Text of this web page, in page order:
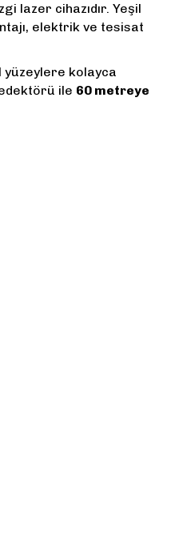
lazer cihazıdır. Yeşil
elektrik ve tesisat
yüzeylere kolayca
ile 60 metreye